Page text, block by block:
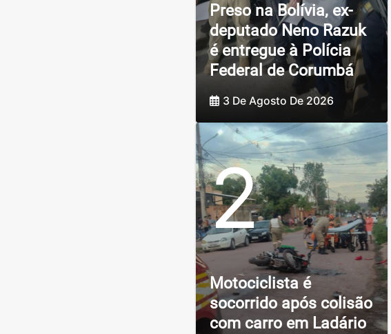
Preso na Bolívia, ex-
deputado Neno Razuk
é entregue à Polícia
Federal de Corumbá
3 De Agosto De 2026
2
Motociclista é
socorrido após colisão
com carro em Ladário